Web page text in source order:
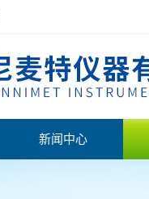
新闻中心